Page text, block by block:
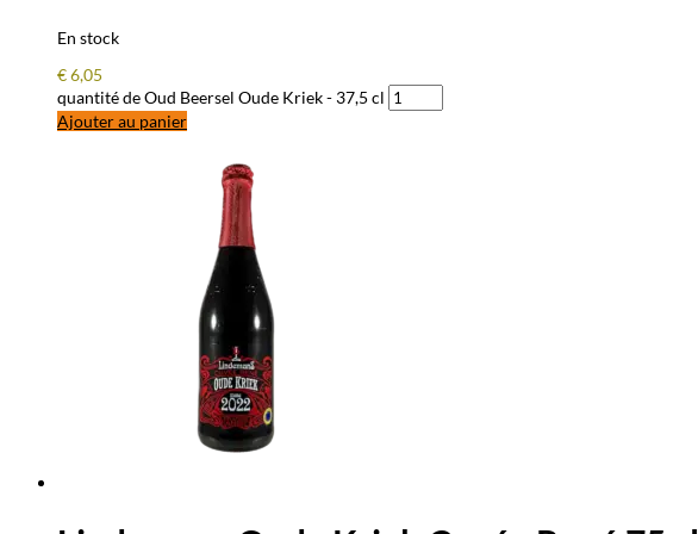
En stock
€6,05
quantité de Oud Beersel Oude Kriek - 37,5 cl
Ajouter au panier